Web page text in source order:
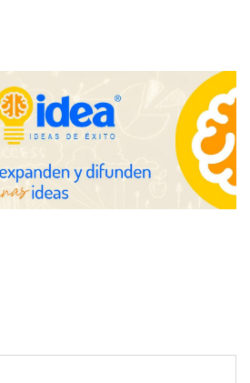
cuando un solo producto multiplica
profesional
lanzan el concurso ‘Talento Sénior’
creadas por y para mayores